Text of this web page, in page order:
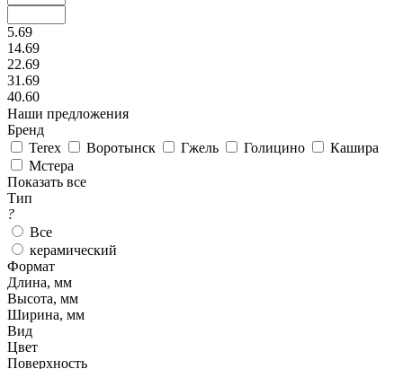
5.69
14.69
22.69
31.69
40.60
Наши предложения
Бренд
Terex
Воротынск Гжель Голицино
Кашира
Мстера
Показать все
Тип
?
Все
керамический
Формат
Длина, мм
Высота, мм
Ширина, мм
Вид
Цвет
Поверхность